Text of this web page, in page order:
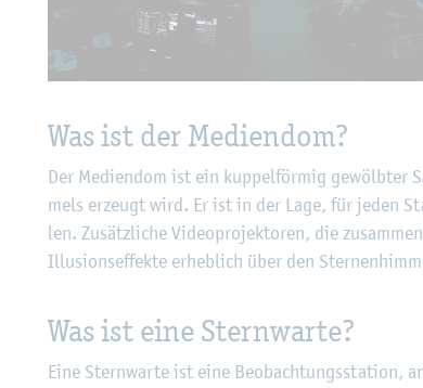
Was ist der Me­di­en­dom?
Der Me­di­en­dom ist ein kup­pel­för­mig
mels er­zeugt wird. Er ist in der Lage, für jeden
len. Zu­sätz­li­che Vi­deo­pro­jek­to­ren, die
Il­lu­si­ons­ef­fek­te er­heb­lich über den
Was ist eine Stern­war­te?
Eine Stern­war­te ist eine Be­ob­ach­tungs­sta­ti­on,